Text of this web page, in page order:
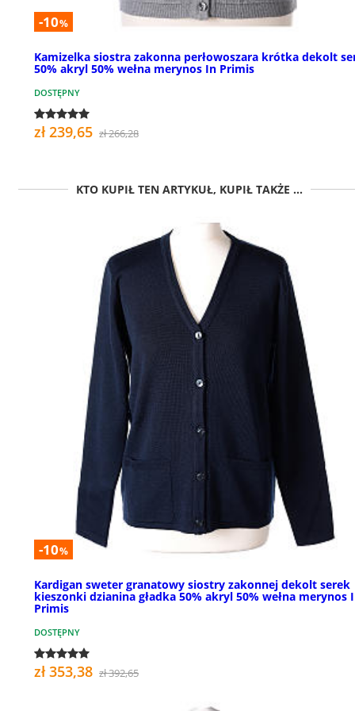
-10%
Kamizelka siostra zakonna perłowoszara krótka dekolt
50% akryl 50% wełna merynos In Primis
DOSTĘPNY
zł 239,65 zł 266,28
KTO KUPIŁ TEN ARTYKUŁ, KUPIŁ TAKŻE ...
-10%
Kardigan sweter granatowy siostry zakonnej dekolt serek
kieszonki dzianina gładka 50% akryl 50% wełna merynos
Primis
DOSTĘPNY
zł 353,38 zł 392,65